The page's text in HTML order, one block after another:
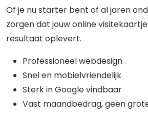
Of je nu starter bent of al jaren
zorgen dat jouw online
resultaat oplevert.
Professioneel webdesign
Snel en mobielvriendelijk
Sterk in Google vindbaar
Vast maandbedrag, geen